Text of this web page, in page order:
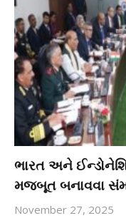
ભારત અને
મજબૂત બનાવવા
November 27, 2025